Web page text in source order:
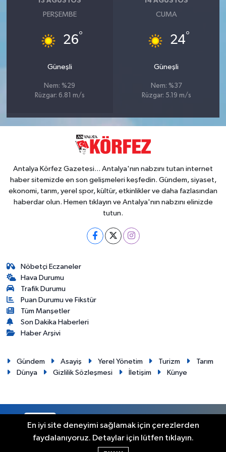
PERŞEMBE
26°
Güneşli
Nem: %29
Rüzgar: 6.81 m/s
CUMA
24°
Güneşli
Nem: %37
Rüzgar: 5.19 m/s
Antalya Körfez Gazetesi... Antalya'nın nabzını tutan internet
haber sitemizde en son gelişmeleri keşfedin. Gündem, siyaset,
ekonomi, tarım, yerel spor, kültür, etkinlikler ve daha fazlasından
haberdar olun. Hemen tıklayın ve Antalya'nın nabzını elinizde
tutun.
Nöbetçi Eczaneler
Hava Durumu
Trafik Durumu
Puan Durumu ve Fikstür
Tüm Manşetler
Son Dakika Haberleri
Haber Arşivi
Gündem Asayiş Yerel Yönetim Turizm
Tarım
Dünya
Gizlilik Sözleşmesi İletişim Künye
RSS Copyright © 2012. Her hakkı saklıdır.
En iyi site deneyimi sağlamak için çerezlerden
faydalanıyoruz. Detaylar için lütfen tıklayın.